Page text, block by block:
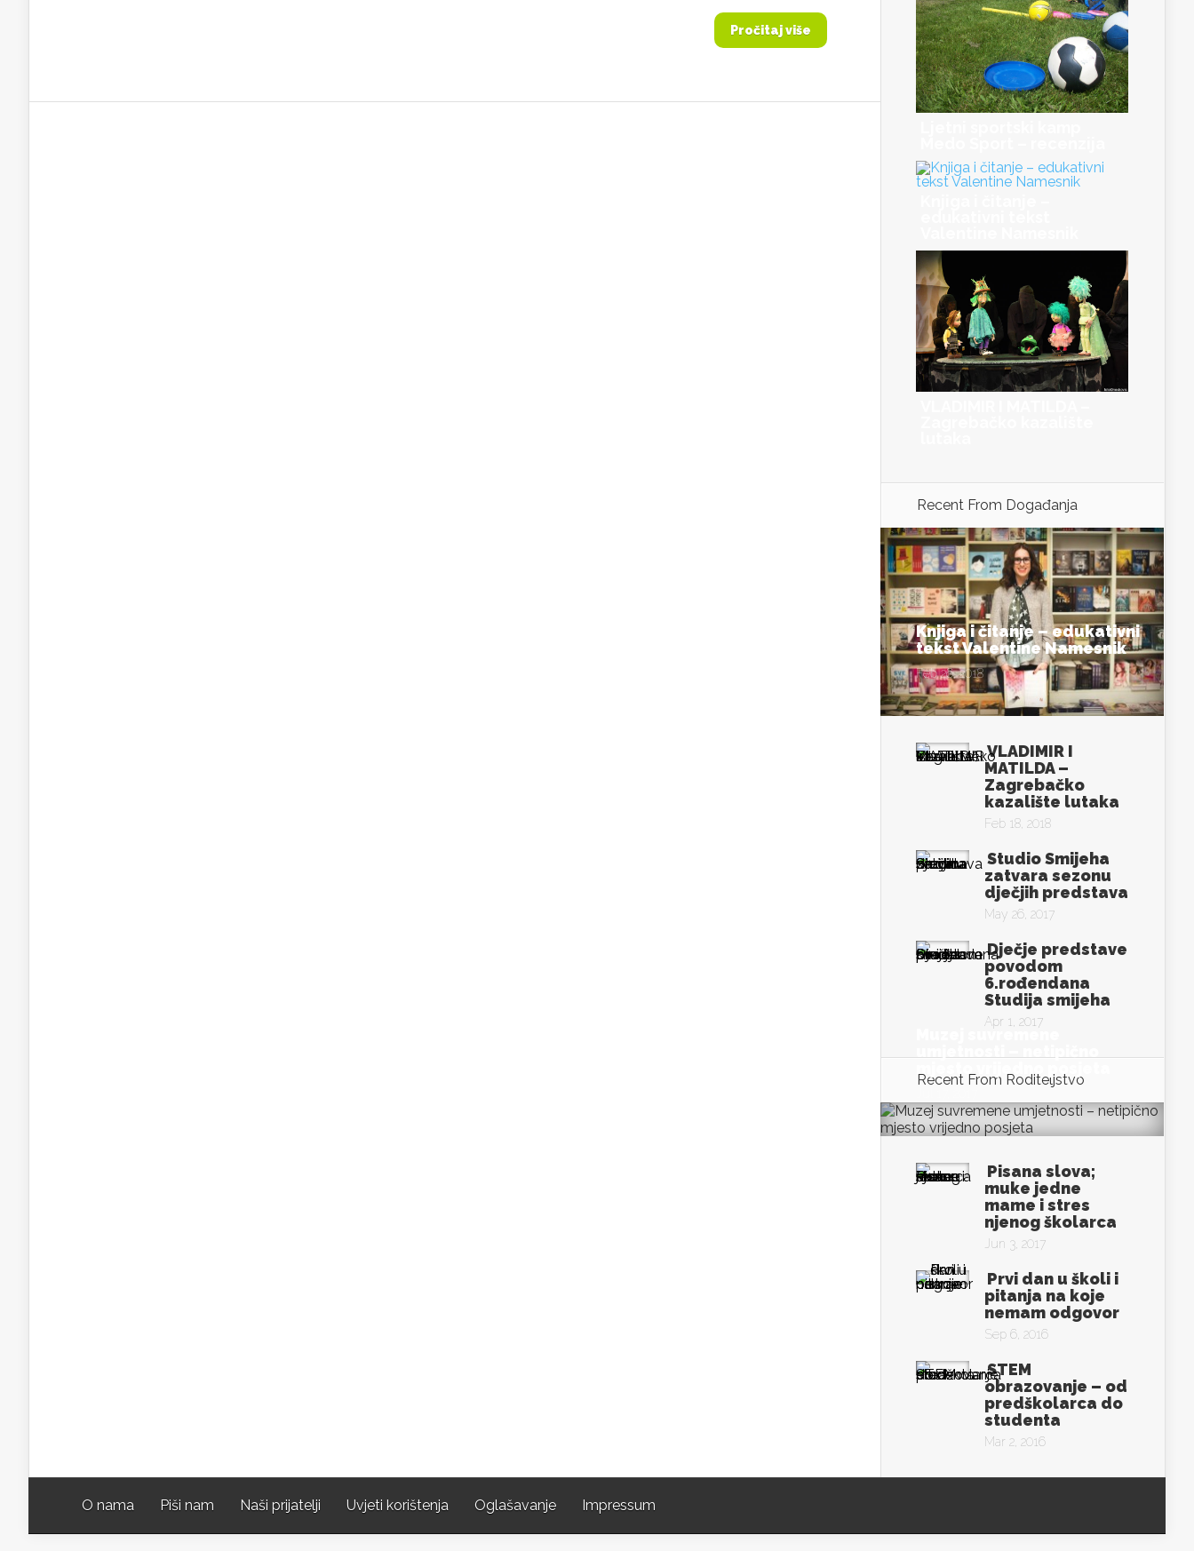
Pročitaj više
Recent From Događanja
Knjiga i čitanje – edukativni
tekst Valentine Namesnik
Feb 26, 2018
VLADIMIR I
MATILDA –
Zagrebačko
kazalište lutaka
Feb 18, 2018
Studio Smijeha
zatvara sezonu
dječjih predstava
May 26, 2017
Dječje predstave
povodom
6.rođendana
Studija smijeha
Apr 1, 2017
Recent From Roditeljstvo
Muzej suvremene
Pisana slova;
muke jedne
mame i stres
njenog školarca
Jun 3, 2017
Prvi dan u školi i
pitanja na koje
nemam odgovor
Sep 6, 2016
STEM
obrazovanje – od
predškolarca do
studenta
Mar 2, 2016
O nama Piši nam Naši prijatelji Uvjeti korištenja Oglašavanje Impressum